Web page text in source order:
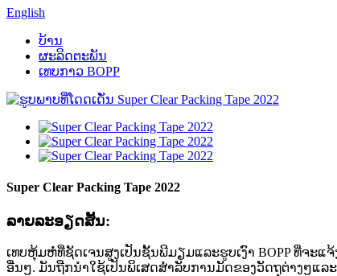
English
ບ້ານ
ຜະລິດຕະພັນ
ເທບກາວ BOPP
Super Clear Packing Tape 2022
ລາຍ​ລະ​ອຽດ​ສັ້ນ​:
ເທບຫຸ້ມຫໍ່ທີ່ຊັດເຈນສູງເປັນຊັ້ນພີມຽມແລະຮູບເງົາ BOPP ທີ່ຈະ
ອື່ນໆ. ມັນຖືກນໍາໃຊ້ເປັນພິເສດສໍາລັບການມັດຂອງວັດຖຸຕ່າງໆແລະ